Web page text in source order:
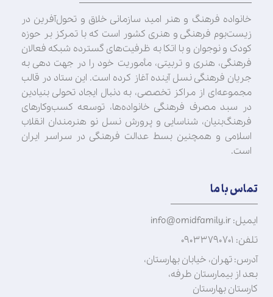
خانواده فرهنگ و هنر امید سازمانی خلاق و تحول‌آفرین در
زیست‌بوم فرهنگی و هنری کشور است که با تمرکز بر حوزه
کودک و نوجوان و با اتکا به ظرفیت‌های گسترده شبکه فعالان
فرهنگی، هنری و تربیتی، مأموریت خود را در جهت‌ دهی به
جریان فرهنگی نسل آینده آغاز کرده است. این ستاد در قالب
مجموعه‌ای از مراکز تخصصی، به دنبال ایجاد تحولی بنیادین
در سبد مصرف فرهنگی خانواده‌ها، توسعه کسب‌وکارهای
فرهنگ‌بنیان، شناسایی و پرورش نسل نو هنرمندان انقلاب
اسلامی و همچنین بسط عدالت فرهنگی در سراسر ایران
است.
تماس با ما
ایمیل: info@omidfamily.ir
تلفن: ۰۹۰۳۳۷۹۰۷۰۱
آدرس: تهران، خیابان بهارستان،
بعد از بیمارستان طرفه،
کارستان بهارستان